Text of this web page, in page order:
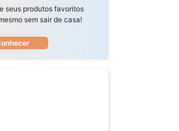
seus produtos favoritos
sem sair de casa!